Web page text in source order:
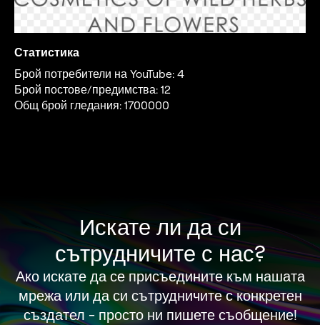
Статистика
Брой потребители на YouTube: 4
Брой постове/предимства: 12
Общ брой гледания: 1700000
Искате ли да си
сътрудничите с нас?
Ако искате да се присъедините към нашата
мрежа или да си сътрудничите с конкретен
създател - просто ни пишете съобщение!